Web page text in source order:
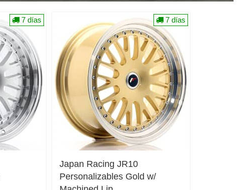
7 días
Japan Racing JR10
Personalizables Gold w/
7 días